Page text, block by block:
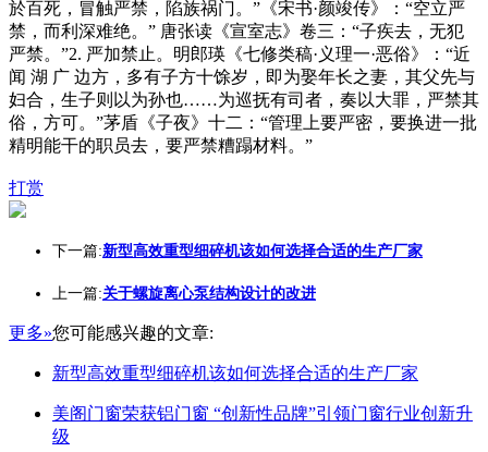
於百死，冒触严禁，陷族祸门。”《宋书·颜竣传》：“空立严
禁，而利深难绝。” 唐张读《宣室志》卷三：“子疾去，无犯
严禁。”2. 严加禁止。明郎瑛《七修类稿·义理一·恶俗》：“近
闻 湖 广 边方，多有子方十馀岁，即为娶年长之妻，其父先与
妇合，生子则以为孙也……为巡抚有司者，奏以大罪，严禁其
俗，方可。”茅盾《子夜》十二：“管理上要严密，要换进一批
精明能干的职员去，要严禁糟蹋材料。”
打赏
下一篇:新型高效重型细碎机该如何选择合适的生产厂家
上一篇:关于螺旋离心泵结构设计的改进
更多»您可能感兴趣的文章:
新型高效重型细碎机该如何选择合适的生产厂家
美阁门窗荣获铝门窗 “创新性品牌”引领门窗行业创新升
级